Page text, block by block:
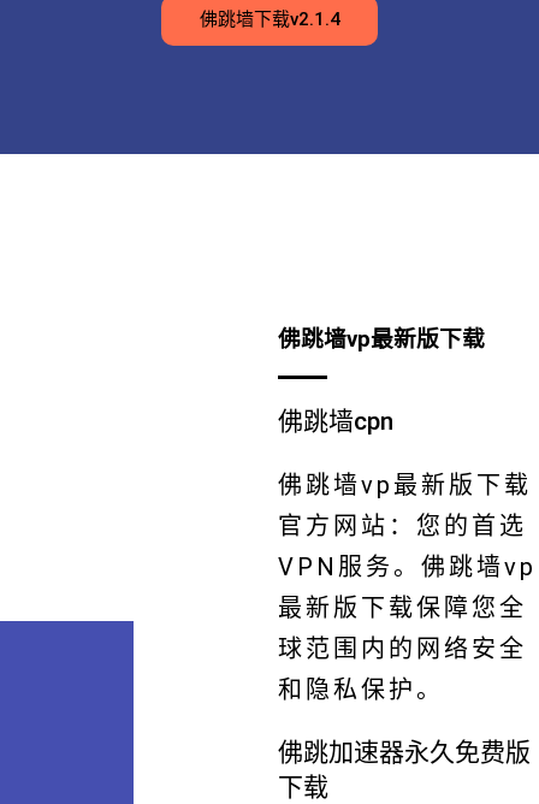
佛跳墙下载v2.1.4
佛跳墙vp最新版下载
佛跳墙cpn
佛跳墙vp最新版下载
官方网站：您的首选
VPN服务。佛跳墙vp
最新版下载保障您全
球范围内的网络安全
和隐私保护。
佛跳加速器永久免费版
下载